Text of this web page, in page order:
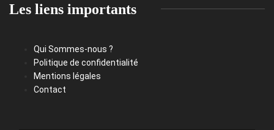
Les liens importants
Qui Sommes-nous ?
Politique de confidentialité
Mentions légales
Contact